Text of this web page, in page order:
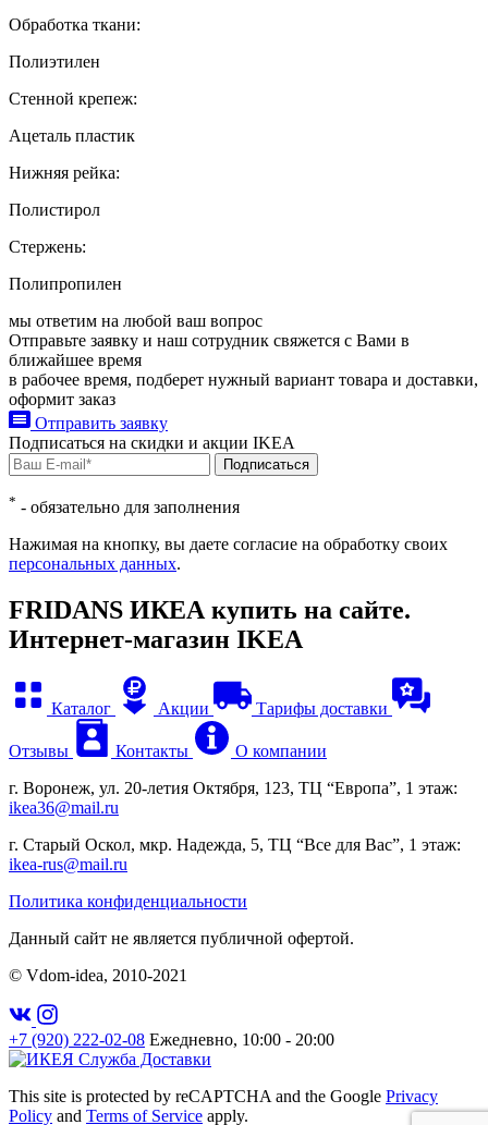
Обработка ткани:
Полиэтилен
Стенной крепеж:
Ацеталь пластик
Нижняя рейка:
Полистирол
Стержень:
Полипропилен
мы ответим на любой ваш вопрос
Отправьте заявку и наш сотрудник свяжется с Вами в
ближайшее время
в рабочее время, подберет нужный вариант товара и доставки,
оформит заказ
Отправить заявку
Подписаться на скидки и акции IKEA
Подписаться
* - обязательно для заполнения
Нажимая на кнопку, вы даете согласие на обработку своих
персональных данных.
FRIDANS ИКЕА купить на сайте.
Интернет-магазин IKEA
Каталог Акции Тарифы доставки
Отзывы Контакты
О компании
г. Воронеж, ул. 20-летия Октября, 123, ТЦ “Европа”, 1 этаж:
ikea36@mail.ru
г. Старый Оскол, мкр. Надежда, 5, ТЦ “Все для Вас”, 1 этаж:
ikea-rus@mail.ru
Политика конфиденциальности
Данный сайт не является публичной офертой.
© Vdom-idea, 2010-2021
+7 (920) 222-02-08 Ежедневно, 10:00 - 20:00
This site is protected by reCAPTCHA and the Google Privacy
Policy and Terms of Service apply.